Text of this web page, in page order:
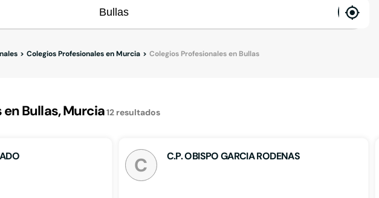
Colegios Profesionales en Murcia Colegios Profesionales en Bullas
Bullas, Murcia12 resultados
C C.P. OBISPO GARCIA RODENAS